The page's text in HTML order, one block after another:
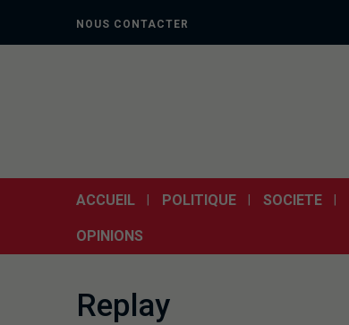
NOUS CONTACTER
ACCUEIL POLITIQUE SOCIETE
OPINIONS
Replay